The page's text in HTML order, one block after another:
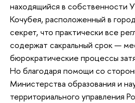
находящийся в
Кочубея, расположенный в
секрет, что практически все
содержат сакральный срок —
бюрократические процессы
Но благодаря помощи со
Министерства образования и
территориального управления